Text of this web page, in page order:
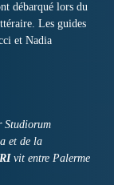
débarqué lors du
Les guides
et Nadia
Studiorum
et de la
vit entre Palerme